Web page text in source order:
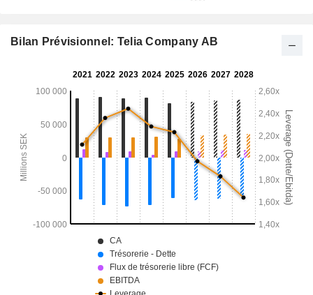
Bilan Prévisionnel: Telia Company AB